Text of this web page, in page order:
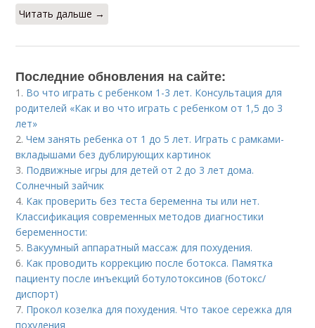
Читать дальше →
Последние обновления на сайте:
1. Во что играть с ребенком 1-3 лет. Консультация для
родителей «Как и во что играть с ребенком от 1,5 до 3
лет»
2.Чем занять ребенка от 1 до 5 лет. Играть с рамками-
вкладышами без дублирующих картинок
3. Подвижные игры для детей от 2 до 3 лет дома.
Солнечный зайчик
4. Как проверить без теста беременна ты или нет.
Классификация современных методов диагностики
беременности:
5. Вакуумный аппаратный массаж для похудения.
6. Как проводить коррекцию после ботокса. Памятка
пациенту после инъекций ботулотоксинов (ботокс/
диспорт)
7. Прокол козелка для похудения. Что такое сережка для
похудения